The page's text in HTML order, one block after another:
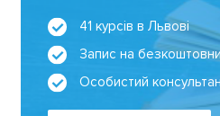
41 курсів в Львові
Запис на
Особистий